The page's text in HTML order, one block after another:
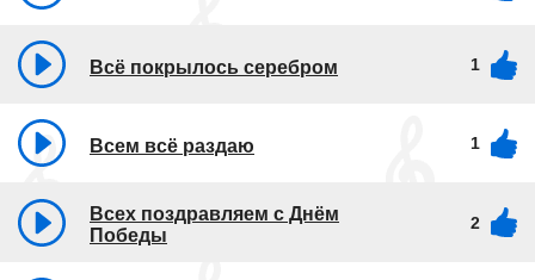
Всё покрылось серебром 1
Всем всё раздаю 1
Всех поздравляем с Днём
Победы
2